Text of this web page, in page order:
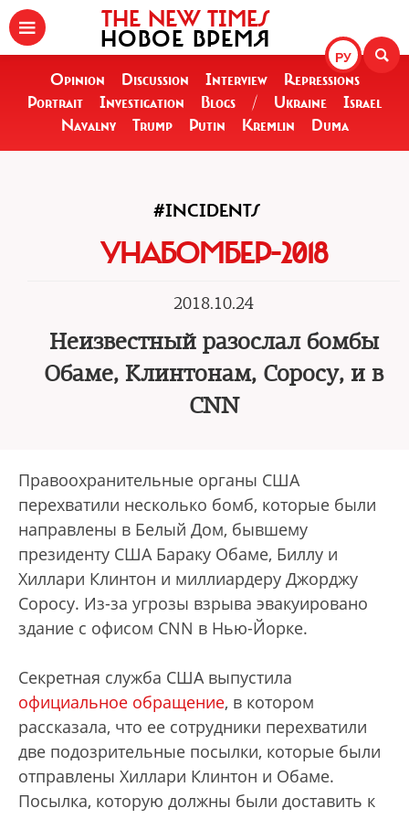
РУ
THE NEW TIMES
НОВОЕ ВРЕМЯ
Opinion Discussion Interview
Repressions
Portrait
Investigation Blogs / Ukraine
Israel
Navalny
Trump Putin Kremlin Duma
#INCIDENTS
УНАБОМБЕР-2018
2018.10.24
Неизвестный разослал бомбы
Обаме, Клинтонам, Соросу, и в
CNN
Правоохранительные органы США
перехватили несколько бомб, которые были
направлены в Белый Дом, бывшему
президенту США Бараку Обаме, Биллу и
Хиллари Клинтон и миллиардеру Джорджу
Соросу. Из-за угрозы взрыва эвакуировано
здание с офисом CNN в Нью-Йорке.
Секретная служба США выпустила
официальное обращение, в котором
рассказала, что ее сотрудники перехватили
две подозрительные посылки, которые были
отправлены Хиллари Клинтон и Обаме.
Посылка, которую должны были доставить к